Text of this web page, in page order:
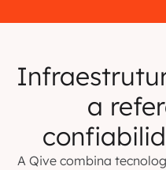
a
A Qive combina